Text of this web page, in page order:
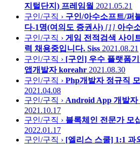
지털단지) 프레임웤 2021.05.21
구인/구직 › 구인/아수소프트/퍼
다-1명(여의도 증권사) [1] 아수
구인/구직 › 게임 전적검색 사이
력 채용중입니다. Siss 2021.08.21
구인/구직 › [구인] 우수 플랫폼
앱개발자 koreahr 2021.08.30
구인/구직 › Php개발자 정규직
2021.04.08
구인/구직 › Android App 개발자
2021.10.17
구인/구직 › 블록체인 전문가 모
2022.01.17
구인/구직 › [엘리스 스쿨] 1:1 과